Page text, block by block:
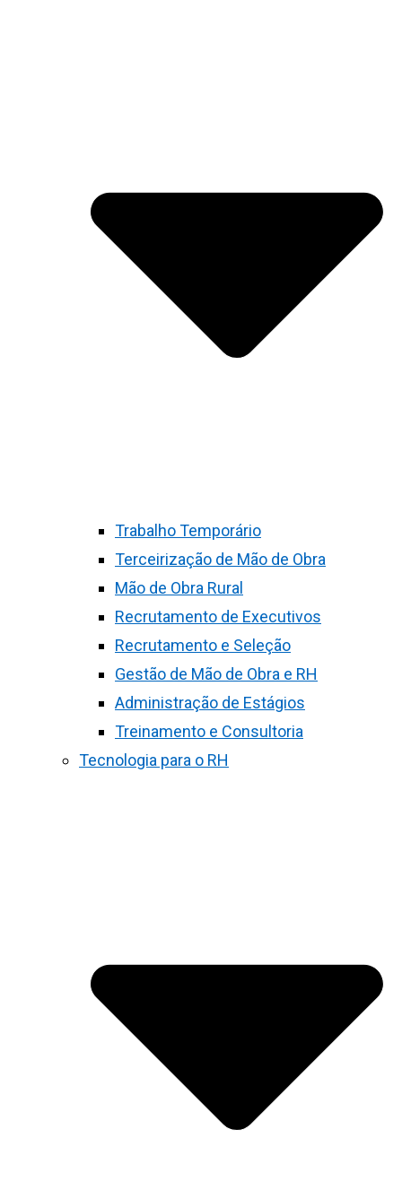
Trabalho Temporário
Terceirização de Mão de Obra
Mão de Obra Rural
Recrutamento de Executivos
Recrutamento e Seleção
Gestão de Mão de Obra e RH
Administração de Estágios
Treinamento e Consultoria
Tecnologia para o RH